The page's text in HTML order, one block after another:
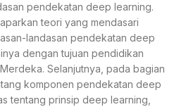
pendekatan deep learning.
teori yang mendasari
landasan pendekatan deep
dengan tujuan pendidikan
Selanjutnya, pada bagian
komponen pendekatan deep
tentang prinsip deep learning,